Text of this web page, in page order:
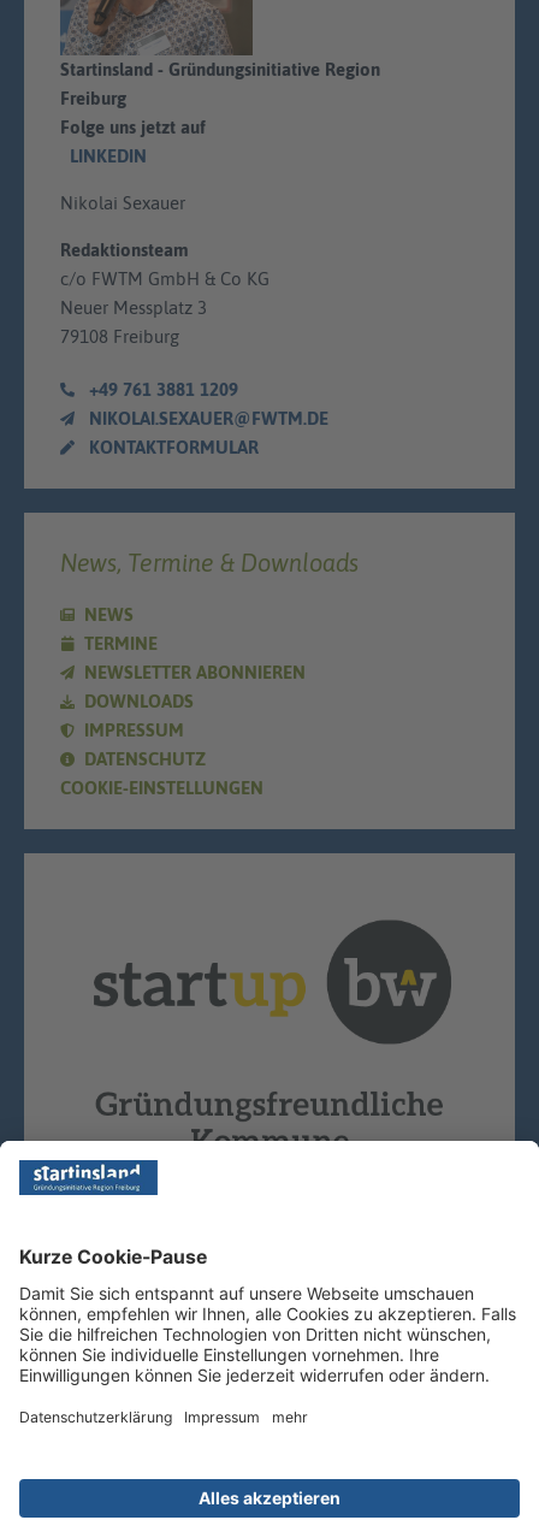
Startinsland - Gründungsinitiative Region
Freiburg
Folge uns jetzt auf
LINKEDIN
Nikolai Sexauer
Redaktionsteam
c/o FWTM GmbH & Co KG
Neuer Messplatz 3
79108 Freiburg
+49 761 3881 1209
NIKOLAI.SEXAUER@FWTM.DE
KONTAKTFORMULAR
News, Termine & Downloads
NEWS
TERMINE
NEWSLETTER ABONNIEREN
DOWNLOADS
IMPRESSUM
DATENSCHUTZ
COOKIE-EINSTELLUNGEN
Copyright © 2026 - Startinsland. Alle Rechte vorbehalten